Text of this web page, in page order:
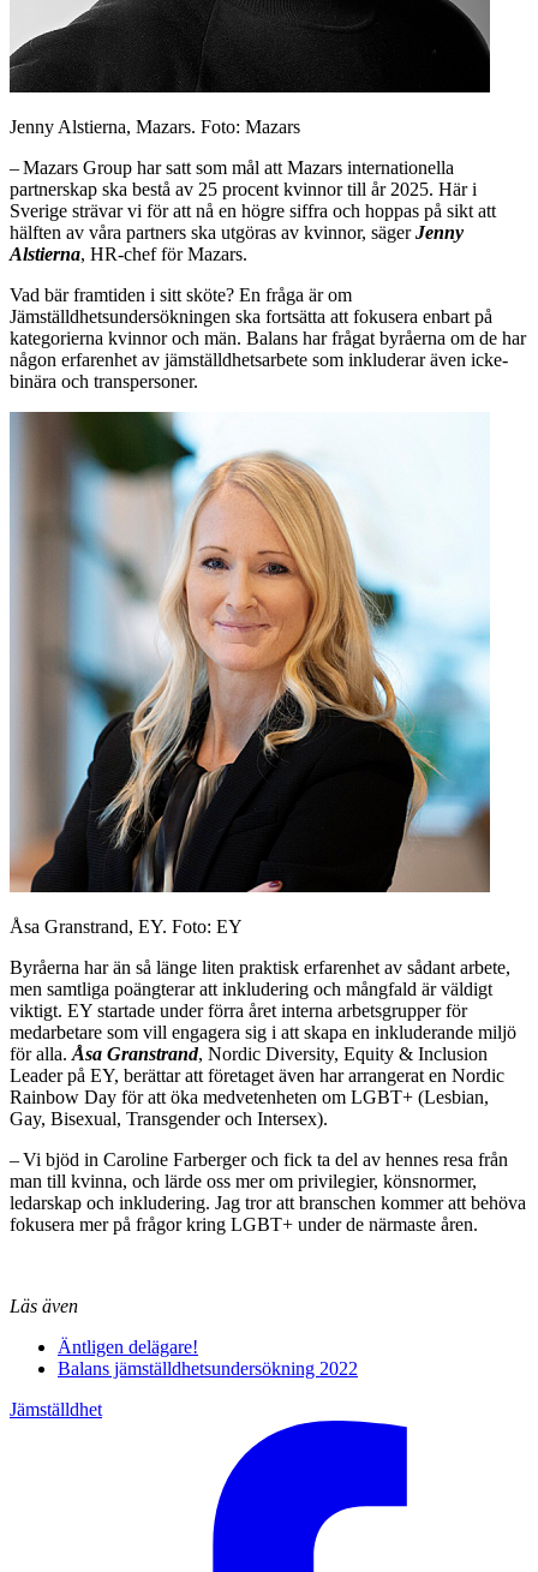
Jenny Alstierna, Mazars. Foto: Mazars
– Mazars Group har satt som mål att Mazars internationella
partnerskap ska bestå av 25 procent kvinnor till år 2025. Här i
Sverige strävar vi för att nå en högre siffra och hoppas på sikt att
hälften av våra partners ska utgöras av kvinnor, sägerJenny
Alstierna, HR-chef för Mazars.
Vad bär framtiden i sitt sköte? En fråga är om
Jämställdhetsundersökningen ska fortsätta att fokusera enbart på
kategorierna kvinnor och män. Balans har frågat byråerna om de har
någon erfarenhet av jämställdhetsarbete som inkluderar även icke-
binära och transpersoner.
Åsa Granstrand, EY. Foto: EY
Byråerna har än så länge liten praktisk erfarenhet av sådant arbete,
men samtliga poängterar att inkludering och mångfald är väldigt
viktigt. EY startade under förra året interna arbetsgrupper för
medarbetare som vill engagera sig i att skapa en inkluderande miljö
för alla. Åsa Granstrand, Nordic Diversity, Equity & Inclusion
Leader på EY, berättar att företaget även har arrangerat en Nordic
Rainbow Day för att öka medvetenheten om LGBT+ (Lesbian,
Gay, Bisexual, Transgender och Intersex).
– Vi bjöd in Caroline Farberger och fick ta del av hennes resa från
man till kvinna, och lärde oss mer om privilegier, könsnormer,
ledarskap och inkludering. Jag tror att branschen kommer att behöva
fokusera mer på frågor kring LGBT+ under de närmaste åren.
Läs även
Äntligen delägare!
Balans jämställdhetsundersökning 2022
Jämställdhet